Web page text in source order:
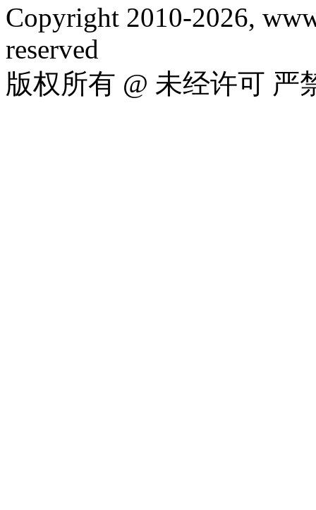
Copyright 2010-2026,
reserved
版权所有 @ 未经许可 严